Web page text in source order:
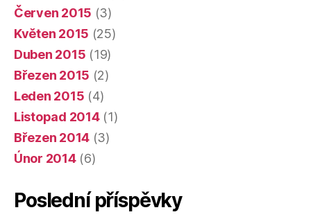
Červen 2015 (3)
Květen 2015 (25)
Duben 2015 (19)
Březen 2015 (2)
Leden 2015 (4)
Listopad 2014(1)
Březen 2014 (3)
Únor 2014(6)
Poslední příspěvky